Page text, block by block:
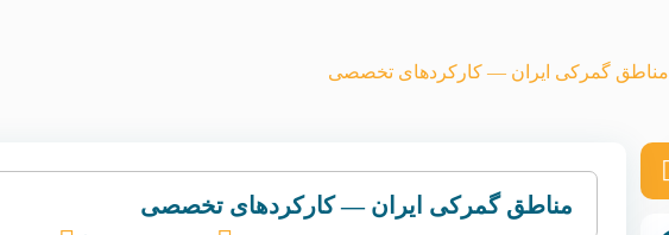
مناطق گمرکی ایران — کارکردهای تخصصی
مناطق گمرکی ایران — کارکردهای تخصصی